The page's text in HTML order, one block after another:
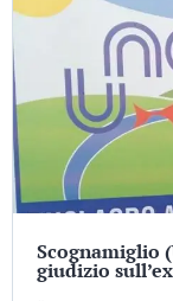
Scognamiglio
giudizio